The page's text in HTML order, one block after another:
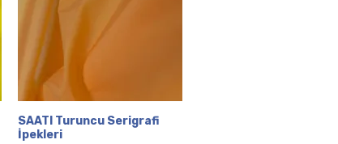
Hızlı Bakış
SAATI Turuncu Serigrafi
İpekleri